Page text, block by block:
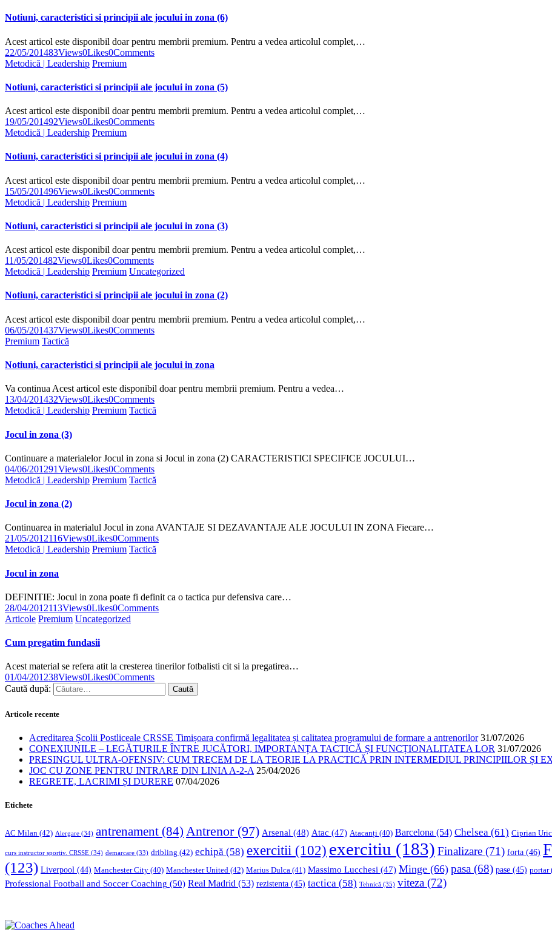
Notiuni, caracteristici si principii ale jocului in zona (6)
Acest articol este disponibil doar pentru membrii premium. Pentru a vedea articolul complet,…
22/05/201483Views0Likes0Comments
Metodică | Leadership Premium
Notiuni, caracteristici si principii ale jocului in zona (5)
Acest articol este disponibil doar pentru membrii premium. Pentru a vedea articolul complet,…
19/05/201492Views0Likes0Comments
Metodică | Leadership Premium
Notiuni, caracteristici si principii ale jocului in zona (4)
Acest articol este disponibil doar pentru membrii premium. Pentru a vedea articolul complet,…
15/05/201496Views0Likes0Comments
Metodică | Leadership Premium
Notiuni, caracteristici si principii ale jocului in zona (3)
Acest articol este disponibil doar pentru membrii premium. Pentru a vedea articolul complet,…
11/05/201482Views0Likes0Comments
Metodică | Leadership Premium Uncategorized
Notiuni, caracteristici si principii ale jocului in zona (2)
Acest articol este disponibil doar pentru membrii premium. Pentru a vedea articolul complet,…
06/05/201437Views0Likes0Comments
Premium Tactică
Notiuni, caracteristici si principii ale jocului in zona
Va continua Acest articol este disponibil doar pentru membrii premium. Pentru a vedea…
13/04/201432Views0Likes0Comments
Metodică | Leadership Premium Tactică
Jocul in zona (3)
Continuare a materialelor Jocul in zona si Jocul in zona (2) CARACTERISTICI SPECIFICE JOCULUI…
04/06/201291Views0Likes0Comments
Metodică | Leadership Premium Tactică
Jocul in zona (2)
Continuarea in materialul Jocul in zona AVANTAJE SI DEZAVANTAJE ALE JOCULUI IN ZONA Fiecare…
21/05/2012116Views0Likes0Comments
Metodică | Leadership Premium Tactică
Jocul in zona
DEFINITIE: Jocul in zona poate fi definit ca o tactica pur defensiva care…
28/04/2012113Views0Likes0Comments
Articole Premium Uncategorized
Cum pregatim fundasii
Acest material se refera atit la cresterea tinerilor fotbalisti cit si la pregatirea…
01/04/201238Views0Likes0Comments
Caută după:
Articole recente
Acreditarea Școlii Postliceale CRSSE Timișoara confirmă legalitatea și calitatea programului de formare a antrenorilor 31/07/2026
CONEXIUNILE – LEGĂTURILE ÎNTRE JUCĂTORI, IMPORTANȚA TACTICĂ ȘI FUNCȚIONALITATEA LOR 31/07/2026
PRESINGUL ULTRA-OFENSIV: CUM TRECEM DE LA TEORIE LA PRACTICĂ PRIN INTERMEDIUL PRINCIPIILOR ȘI
JOC CU ZONE PENTRU INTRARE DIN LINIA A-2-A 25/04/2026
REGRETE, LACRIMI ȘI DURERE 07/04/2026
Etichete
AC Milan (42) Alergare (34) antrenament (84) Antrenor(97) Arsenal (48) Atac (47) Atacanți (40) Barcelona (54) Chelsea (61) Ciprian
curs instructor sportiv. CRSSE (34) demarcare (33) dribling (42) echipă (58) exercitii (102) exercitiu (183) Finalizare (71) forta (46)
(123) Liverpool (44) Manchester City (40) Manchester United (42) Marius Dulca (41) Massimo Lucchesi (47) Minge (66) pasa (68) pase (45) portar
Professional Football and Soccer Coaching (50) Real Madrid (53) rezistenta (45) tactica (58) Tehnică (35) viteza (72)